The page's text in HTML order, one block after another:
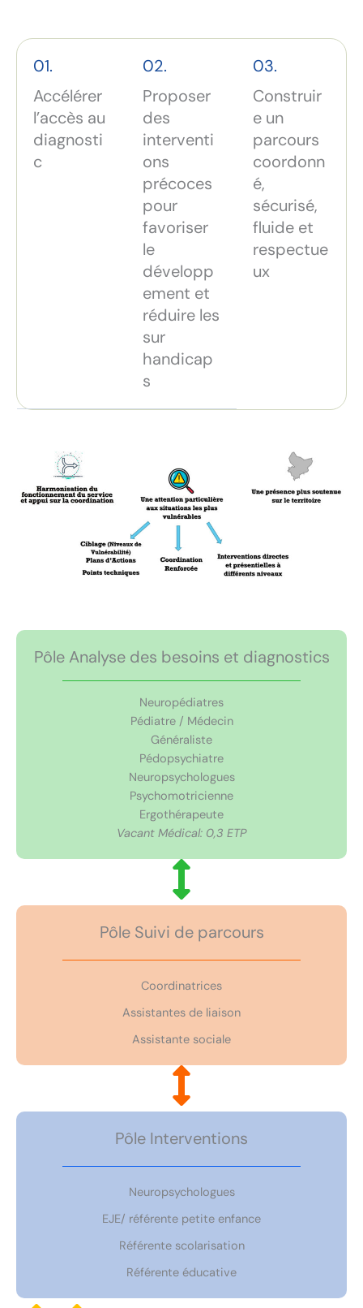
01.
Accélérer
l’accès au
diagnosti
c
02.
Proposer
des
interventi
ons
précoces
pour
favoriser
le
développ
ement et
réduire les
sur
handicap
s
03.
Construir
e un
parcours
coordonn
é,
sécurisé,
fluide et
respectue
ux
Pôle Analyse des besoins et diagnostics
Neuropédiatres
Pédiatre / Médecin
Généraliste
Pédopsychiatre
Neuropsychologues
Psychomotricienne
Ergothérapeute
Vacant Médical: 0,3 ETP
Pôle Suivi de parcours
Coordinatrices
Assistantes de liaison
Assistante sociale
Pôle Interventions
Neuropsychologues
EJE/ référente petite enfance
Référente scolarisation
Référente éducative